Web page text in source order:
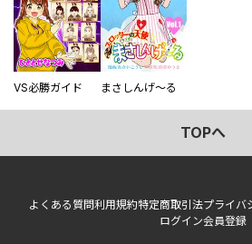
VS必勝ガイド まさしんげ～る
TOPへ
よくある質問利用規約特定商取引法プライバ
ログイン会員登録